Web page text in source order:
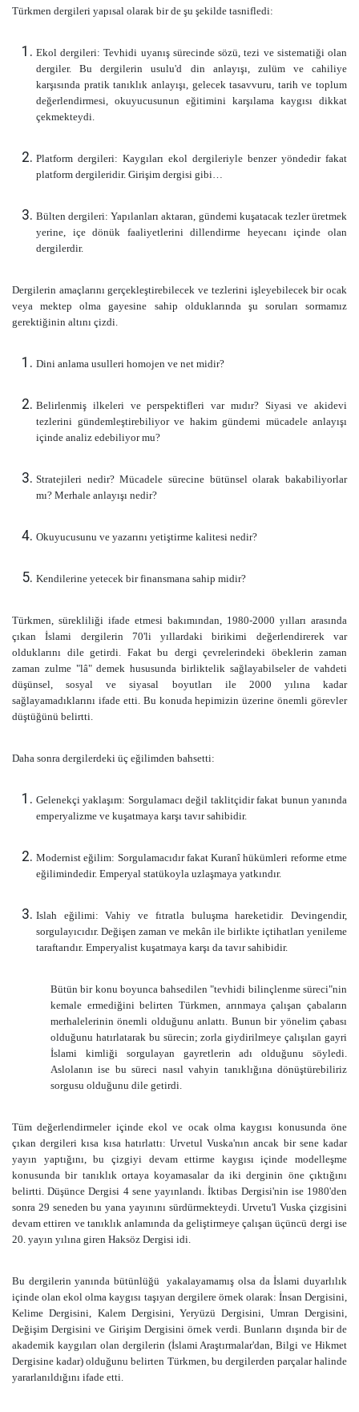
Türkmen dergileri yapısal olarak bir de şu şekilde tasnifledi:
Ekol dergileri: Tevhidi uyanış sürecinde sözü, tezi ve sistematiği olan
dergiler. Bu dergilerin usulu'd din anlayışı, zulüm ve cahiliye
karşısında pratik tanıklık anlayışı, gelecek tasavvuru, tarih ve toplum
değerlendirmesi, okuyucusunun eğitimini karşılama kaygısı dikkat
çekmekteydi.
Platform dergileri: Kaygıları ekol dergileriyle benzer yöndedir fakat
platform dergileridir. Girişim dergisi gibi…
Bülten dergileri: Yapılanları aktaran, gündemi kuşatacak tezler üretmek
yerine, içe dönük faaliyetlerini dillendirme heyecanı içinde olan
dergilerdir.
Dergilerin amaçlarını gerçekleştirebilecek ve tezlerini işleyebilecek bir ocak
veya mektep olma gayesine sahip olduklarında şu soruları sormamız
gerektiğinin altını çizdi.
Dini anlama usulleri homojen ve net midir?
Belirlenmiş ilkeleri ve perspektifleri var mıdır? Siyasi ve akidevi
tezlerini gündemleştirebiliyor ve hakim gündemi mücadele anlayışı
içinde analiz edebiliyor mu?
Stratejileri nedir? Mücadele sürecine bütünsel olarak bakabiliyorlar
mı? Merhale anlayışı nedir?
Okuyucusunu ve yazarını yetiştirme kalitesi nedir?
Kendilerine yetecek bir finansmana sahip midir?
Türkmen, sürekliliği ifade etmesi bakımından, 1980-2000 yılları arasında
çıkan İslami dergilerin 70'li yıllardaki birikimi değerlendirerek var
olduklarını dile getirdi. Fakat bu dergi çevrelerindeki öbeklerin zaman
zaman zulme "lâ" demek hususunda birliktelik sağlayabilseler de vahdeti
düşünsel, sosyal ve siyasal boyutları ile 2000 yılına kadar
sağlayamadıklarını ifade etti. Bu konuda hepimizin üzerine önemli görevler
düştüğünü belirtti.
Daha sonra dergilerdeki üç eğilimden bahsetti:
Gelenekçi yaklaşım: Sorgulamacı değil taklitçidir fakat bunun yanında
emperyalizme ve kuşatmaya karşı tavır sahibidir.
Modernist eğilim: Sorgulamacıdır fakat Kuranî hükümleri reforme etme
eğilimindedir. Emperyal statükoyla uzlaşmaya yatkındır.
Islah eğilimi: Vahiy ve fıtratla buluşma hareketidir. Devingendir,
sorgulayıcıdır. Değişen zaman ve mekân ile birlikte içtihatları yenileme
taraftarıdır. Emperyalist kuşatmaya karşı da tavır sahibidir.
Bütün bir konu boyunca bahsedilen "tevhidi bilinçlenme süreci"nin
kemale ermediğini belirten Türkmen, arınmaya çalışan çabaların
merhalelerinin önemli olduğunu anlattı. Bunun bir yönelim çabası
olduğunu hatırlatarak bu sürecin; zorla giydirilmeye çalışılan gayri
İslami kimliği sorgulayan gayretlerin adı olduğunu söyledi.
Aslolanın ise bu süreci nasıl vahyin tanıklığına dönüştürebiliriz
sorgusu olduğunu dile getirdi.
Tüm değerlendirmeler içinde ekol ve ocak olma kaygısı konusunda öne
çıkan dergileri kısa kısa hatırlattı: Urvetul Vuska'nın ancak bir sene kadar
yayın yaptığını, bu çizgiyi devam ettirme kaygısı içinde modelleşme
konusunda bir tanıklık ortaya koyamasalar da iki derginin öne çıktığını
belirtti. Düşünce Dergisi 4 sene yayınlandı. İktibas Dergisi'nin ise 1980'den
sonra 29 seneden bu yana yayınını sürdürmekteydi. Urvetu'l Vuska çizgisini
devam ettiren ve tanıklık anlamında da geliştirmeye çalışan üçüncü dergi ise
20. yayın yılına giren Haksöz Dergisi idi.
Bu dergilerin yanında bütünlüğü yakalayamamış olsa da İslami duyarlılık
içinde olan ekol olma kaygısı taşıyan dergilere örnek olarak: İnsan Dergisini,
Kelime Dergisini, Kalem Dergisini, Yeryüzü Dergisini, Umran Dergisini,
Değişim Dergisini ve Girişim Dergisini örnek verdi. Bunların dışında bir de
akademik kaygıları olan dergilerin (İslami Araştırmalar'dan, Bilgi ve Hikmet
Dergisine kadar) olduğunu belirten Türkmen, bu dergilerden parçalar halinde
yararlanıldığını ifade etti.